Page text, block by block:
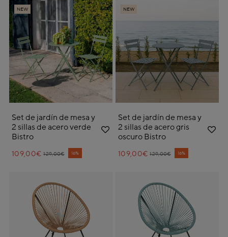
NEW
Set de jardín de mesa y
2 sillas de acero verde
Bistro
Price reduced from
129,00€
to 16%
109,00€
NEW
Set de jardín de mesa y
2 sillas de acero gris
oscuro Bistro
Price reduced from
129,00€
to 16%
109,00€